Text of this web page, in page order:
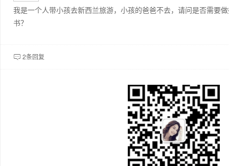
我是一个人带小孩去新西兰旅游，小孩的爸爸不去，请问是否需要
书？
 2条回复